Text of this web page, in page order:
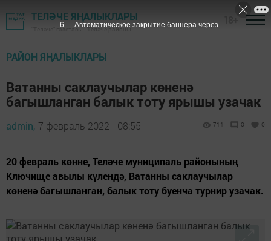
ТЕЛӘЧЕ ЯҢАЛЫКЛАРЫ
"Теләче" газетасы - Теләче районы
РАЙОН ЯҢАЛЫКЛАРЫ
Ватанны саклаучылар көненә
багышланган балык тоту ярышы узачак
admin, 7 февраль 2022 - 08:55 711 0 0
20 февраль көнне, Теләче муниципаль районының
Ключище авылы күлендә, Ватанны саклаучылар
көненә багышланган, балык тоту буенча турнир узачак.
5 Автоматическое закрытие баннера через